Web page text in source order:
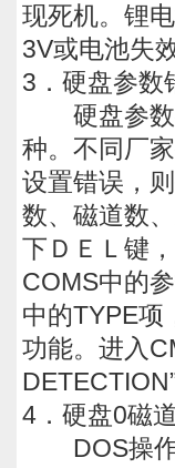
现死机。锂
3V或电池失
3．硬盘参数
硬盘参数
种。不同厂
设置错误，
数、磁道数
下ＤＥＬ键
COMS中的
中的TYPE项
功能。进入
4．硬盘0磁
DOS操作